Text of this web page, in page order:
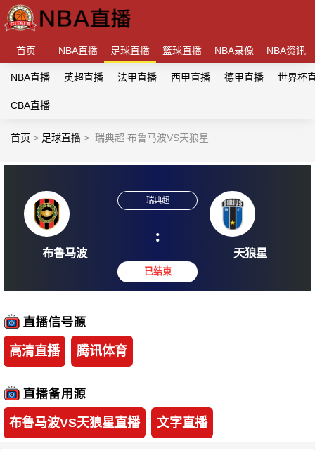
首页 NBA直播 足球直播 篮球直播 NBA录像 NBA资讯
NBA直播 英超直播 法甲直播 西甲直播 德甲直播 世界杯
CBA直播
首页 > 足球直播 > 瑞典超 布鲁马波VS天狼星
:
高清直播 腾讯体育
布鲁马波VS天狼星直播 文字直播